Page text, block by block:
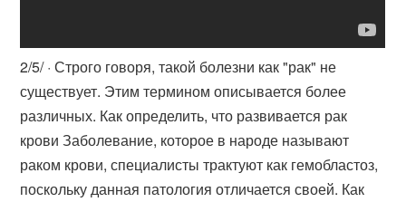
2/5/ · Строго говоря, такой болезни как "рак" не
существует. Этим термином описывается более
различных. Как определить, что развивается рак
крови Заболевание, которое в народе называют
раком крови, специалисты трактуют как гемобластоз,
поскольку данная патология отличается своей. Как